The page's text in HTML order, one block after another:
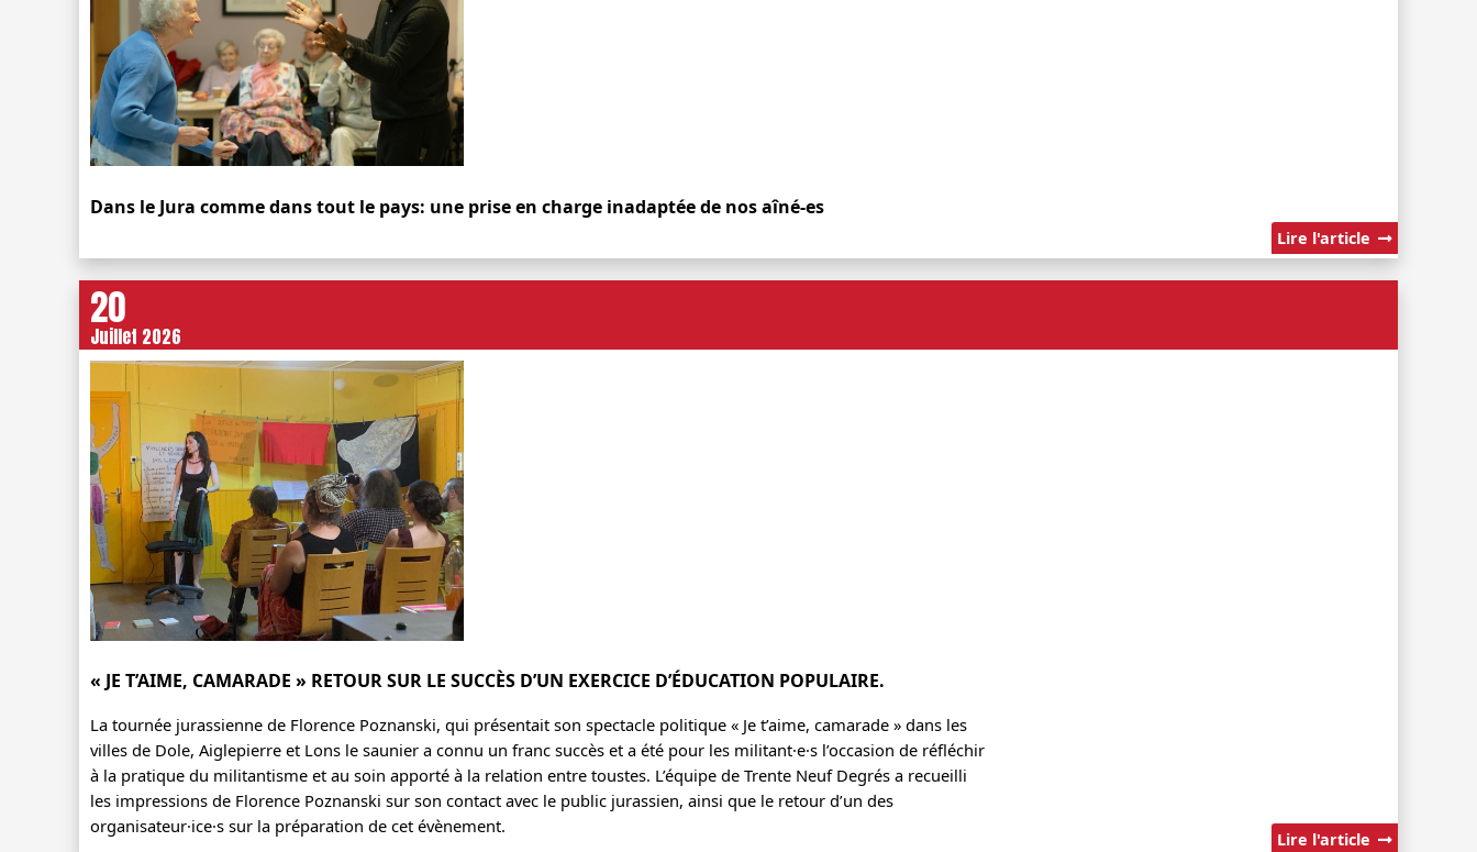
Dans le Jura comme dans tout le pays: une prise en charge inadaptée de nos aîné-es
Lire l'article
20
Juillet 2026
« JE T’AIME, CAMARADE » RETOUR SUR LE SUCCÈS D’UN EXERCICE D’ÉDUCATION POPULAIRE.
La tournée jurassienne de Florence Poznanski, qui présentait son spectacle politique « Je t’aime, camarade » dans les
villes de Dole, Aiglepierre et Lons le saunier a connu un franc succès et a été pour les militant·e·s l’occasion de réfléchir
à la pratique du militantisme et au soin apporté à la relation entre toustes. L’équipe de Trente Neuf Degrés a recueilli
les impressions de Florence Poznanski sur son contact avec le public jurassien, ainsi que le retour d’un des
organisateur·ice·s sur la préparation de cet évènement.
Lire l'article